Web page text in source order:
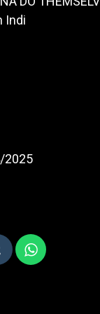
Indi
2025